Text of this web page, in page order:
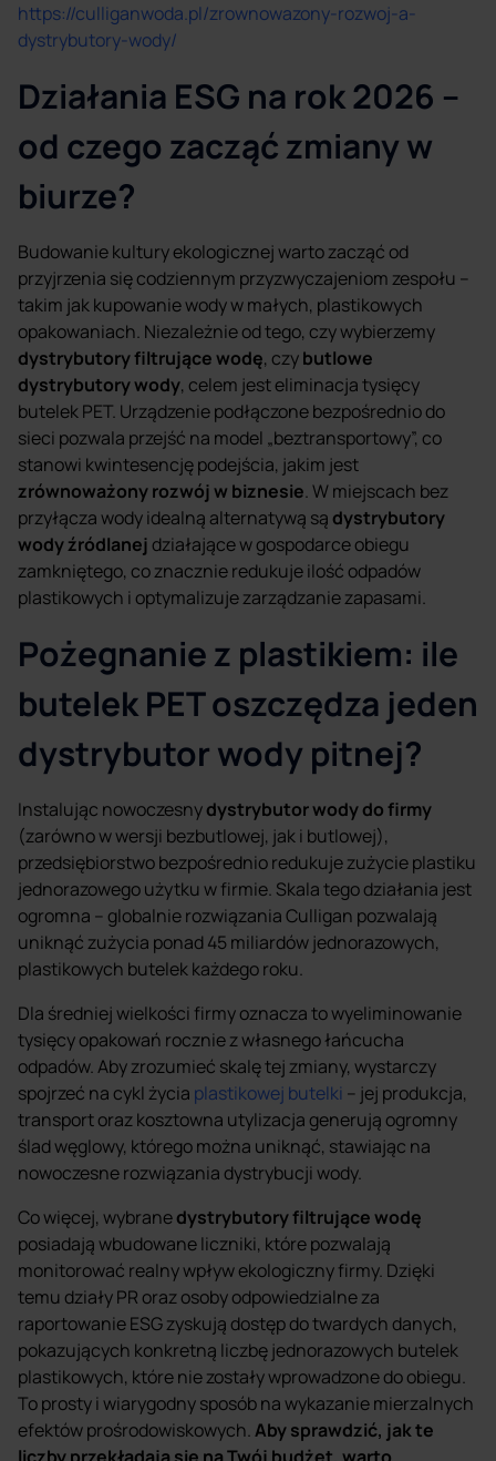
https://culliganwoda.pl/zrownowazony-rozwoj-a-
dystrybutory-wody/
Działania ESG na rok 2026 –
od czego zacząć zmiany w
biurze?
Budowanie kultury ekologicznej warto zacząć od
przyjrzenia się codziennym przyzwyczajeniom zespołu –
takim jak kupowanie wody w małych, plastikowych
opakowaniach. Niezależnie od tego, czy wybierzemy
dystrybutory filtrujące wodę, czybutlowe
dystrybutory wody, celem jest eliminacja tysięcy
butelek PET. Urządzenie podłączone bezpośrednio do
sieci pozwala przejść na model „beztransportowy”, co
stanowi kwintesencję podejścia, jakim jest
zrównoważony rozwój w biznesie. W miejscach bez
przyłącza wody idealną alternatywą są dystrybutory
wody źródlanej działające w gospodarce obiegu
zamkniętego, co znacznie redukuje ilość odpadów
plastikowych i optymalizuje zarządzanie zapasami.
Pożegnanie z plastikiem: ile
butelek PET oszczędza jeden
dystrybutor wody pitnej?
Instalując nowoczesnydystrybutor wody do firmy
(zarówno w wersji bezbutlowej, jak i butlowej),
przedsiębiorstwo bezpośrednio redukuje zużycie plastiku
jednorazowego użytku w firmie. Skala tego działania jest
ogromna – globalnie rozwiązania Culligan pozwalają
uniknąć zużycia ponad 45 miliardów jednorazowych,
plastikowych butelek każdego roku.
Dla średniej wielkości firmy oznacza to wyeliminowanie
tysięcy opakowań rocznie z własnego łańcucha
odpadów. Aby zrozumieć skalę tej zmiany, wystarczy
spojrzeć na cykl życia plastikowej butelki – jej produkcja,
transport oraz kosztowna utylizacja generują ogromny
ślad węglowy, którego można uniknąć, stawiając na
nowoczesne rozwiązania dystrybucji wody.
Co więcej, wybranedystrybutory filtrujące wodę
posiadają wbudowane liczniki, które pozwalają
monitorować realny wpływ ekologiczny firmy. Dzięki
temu działy PR oraz osoby odpowiedzialne za
raportowanie ESG zyskują dostęp do twardych danych,
pokazujących konkretną liczbę jednorazowych butelek
plastikowych, które nie zostały wprowadzone do obiegu.
To prosty i wiarygodny sposób na wykazanie mierzalnych
efektów prośrodowiskowych.Aby sprawdzić, jak te